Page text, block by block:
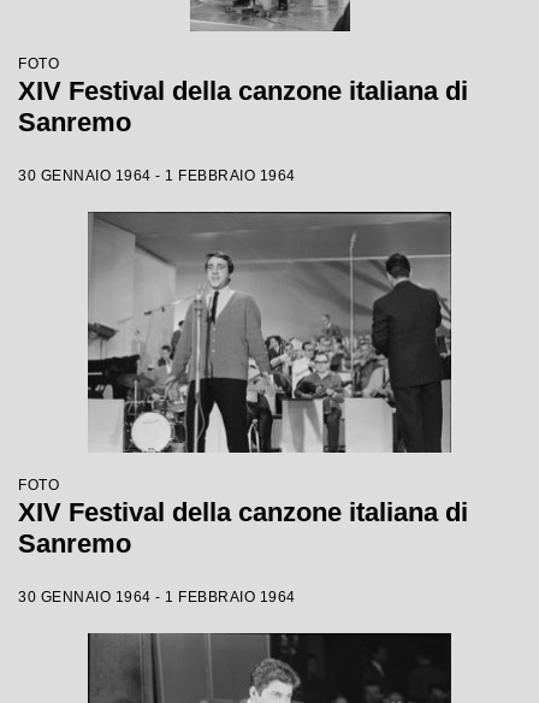
FOTO
XIV Festival della canzone italiana di
Sanremo
30 GENNAIO 1964 - 1 FEBBRAIO 1964
FOTO
XIV Festival della canzone italiana di
Sanremo
30 GENNAIO 1964 - 1 FEBBRAIO 1964